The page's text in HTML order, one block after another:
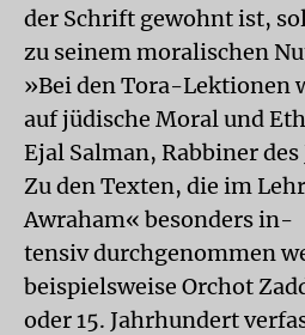
der Schrift gewohnt ist,
zu seinem moralischen
»Bei den Tora-Lektionen
auf jüdische Moral und
Ejal Salman, Rabbiner
Zu den Texten, die im
Awraham« besonders in-
tensiv durchgenommen
beispielsweise Orchot
oder 15. Jahrhundert